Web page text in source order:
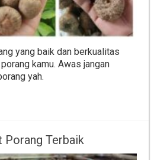
yang baik dan berkualitas
kamu. Awas jangan
yah.
Porang Terbaik